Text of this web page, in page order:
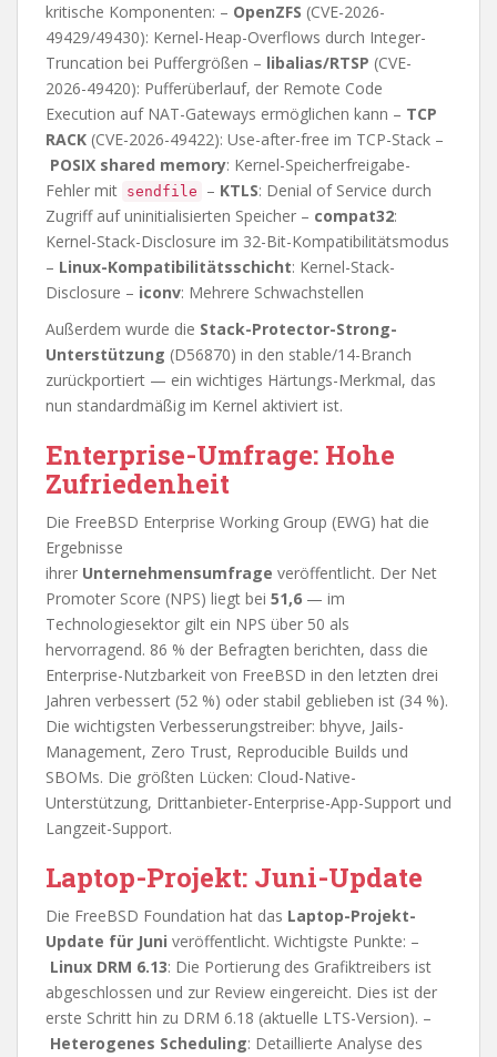
kritische Komponenten: – OpenZFS (CVE-2026-
49429/49430): Kernel-Heap-Overflows durch Integer-
Truncation bei Puffergrößen – libalias/RTSP (CVE-
2026-49420): Pufferüberlauf, der Remote Code
Execution auf NAT-Gateways ermöglichen kann – TCP
RACK (CVE-2026-49422): Use-after-free im TCP-Stack –
POSIX shared memory: Kernel-Speicherfreigabe-
Fehler mit sendfile – KTLS: Denial of Service durch
Zugriff auf uninitialisierten Speicher – compat32:
Kernel-Stack-Disclosure im 32-Bit-Kompatibilitätsmodus
– Linux-Kompatibilitätsschicht: Kernel-Stack-
Disclosure – iconv: Mehrere Schwachstellen
Außerdem wurde die Stack-Protector-Strong-
Unterstützung (D56870) in den stable/14-Branch
zurückportiert — ein wichtiges Härtungs-Merkmal, das
nun standardmäßig im Kernel aktiviert ist.
Enterprise-Umfrage: Hohe
Zufriedenheit
Die FreeBSD Enterprise Working Group (EWG) hat die
Ergebnisse
ihrer Unternehmensumfrage veröffentlicht. Der Net
Promoter Score (NPS) liegt bei 51,6 — im
Technologiesektor gilt ein NPS über 50 als
hervorragend. 86 % der Befragten berichten, dass die
Enterprise-Nutzbarkeit von FreeBSD in den letzten drei
Jahren verbessert (52 %) oder stabil geblieben ist (34 %).
Die wichtigsten Verbesserungstreiber: bhyve, Jails-
Management, Zero Trust, Reproducible Builds und
SBOMs. Die größten Lücken: Cloud-Native-
Unterstützung, Drittanbieter-Enterprise-App-Support und
Langzeit-Support.
Laptop-Projekt: Juni-Update
Die FreeBSD Foundation hat das Laptop-Projekt-
Update für Juni veröffentlicht. Wichtigste Punkte: –
Linux DRM 6.13: Die Portierung des Grafiktreibers ist
abgeschlossen und zur Review eingereicht. Dies ist der
erste Schritt hin zu DRM 6.18 (aktuelle LTS-Version). –
Heterogenes Scheduling: Detaillierte Analyse des